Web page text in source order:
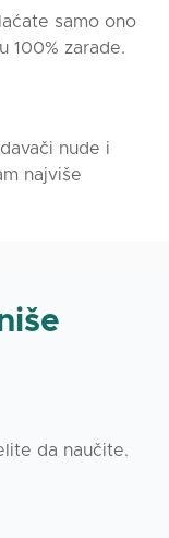
samo ono
100% zarade.
nude i
najviše
da naučite.